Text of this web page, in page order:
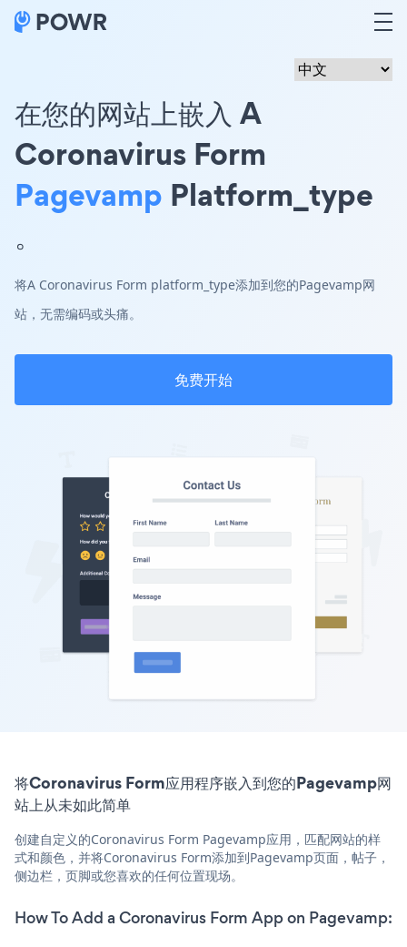
在您的网站上嵌入 A
Coronavirus Form
Pagevamp Platform_type
。
将A Coronavirus Form platform_type添加到您的Pagevamp网
站，无需编码或头痛。
免费开始
将Coronavirus Form应用程序嵌入到您的Pagevamp网
站上从未如此简单
创建自定义的Coronavirus Form Pagevamp应用，匹配网站的样
式和颜色，并将Coronavirus Form添加到Pagevamp页面，帖子，
侧边栏，页脚或您喜欢的任何位置现场。
How To Add a Coronavirus Form App on Pagevamp: